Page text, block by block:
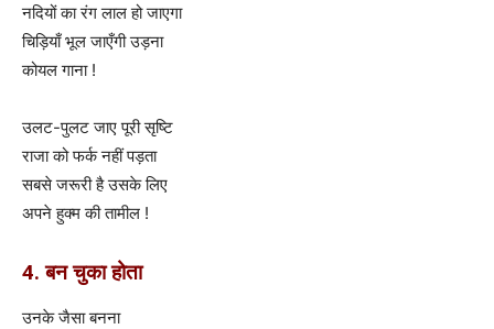
नदियों का रंग लाल हो जाएगा
चिड़ियाँ भूल जाएँगी उड़ना
कोयल गाना !
उलट-पुलट जाए पूरी सृष्टि
राजा को फर्क नहीं पड़ता
सबसे जरूरी है उसके लिए
अपने हुक्म की तामील !
4. बन चुका होता
उनके जैसा बनना